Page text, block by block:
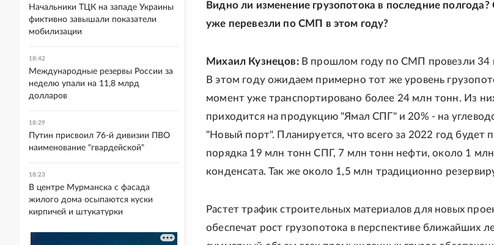
Видно ли изменение грузопотока в последние полгода?
уже перевезли по СМП в этом году?
Михаил Кузнецов:В прошлом году по СМП провезли 34
В этом году ожидаем примерно тот же уровень
момент уже транспортировано более 24 млн тонн. Из
приходится на продукцию "Ямал СПГ" и 20% - на
"Новый порт". Планируется, что всего за 2022 год будет
порядка 19 млн тонн СПГ, 7 млн тонн нефти, около 1 млн
конденсата. Так же около 1,5 млн традиционно
Растет трафик строительных материалов для новых
обеспечат рост грузопотока в перспективе ближайших
Начальники ТЦК на западе Украины
фиктивно завышали показатели
мобилизации
18:42
Международные резервы России за
неделю упали на 11,8 млрд
долларов
18:29
Путин присвоил 76-й дивизии ПВО
наименование "гвардейской"
18:23
В центре Мурманска с фасада
жилого дома осыпаются куски
кирпичей и штукатурки